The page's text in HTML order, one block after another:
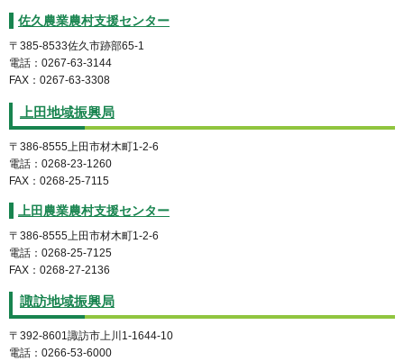
佐久農業農村支援センター
〒385-8533佐久市跡部65-1
電話：0267-63-3144
FAX：0267-63-3308
上田地域振興局
〒386-8555上田市材木町1-2-6
電話：0268-23-1260
FAX：0268-25-7115
上田農業農村支援センター
〒386-8555上田市材木町1-2-6
電話：0268-25-7125
FAX：0268-27-2136
諏訪地域振興局
〒392-8601諏訪市上川1-1644-10
電話：0266-53-6000